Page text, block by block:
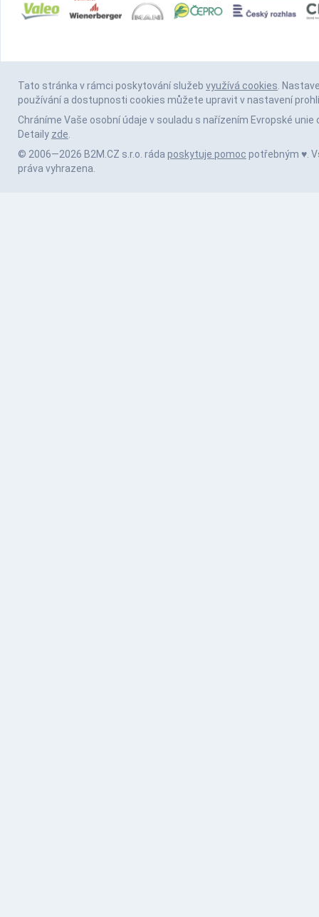
Tato stránka v rámci poskytování služeb využívá cookies.
používání a dostupnosti cookies můžete upravit v nastavení
Chráníme Vaše osobní údaje v souladu s nařízením Evropské unie
Detaily zde.
© 2006—2026 B2M.CZ s.r.o. ráda poskytuje pomoc potřebným ♥️.
práva vyhrazena.